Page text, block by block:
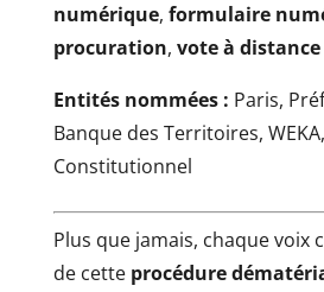
numérique, formulaire
procuration, vote à
Entités nommées : Paris,
Banque des Territoires,
Constitutionnel
Plus que jamais, chaque voix
de cette procédure